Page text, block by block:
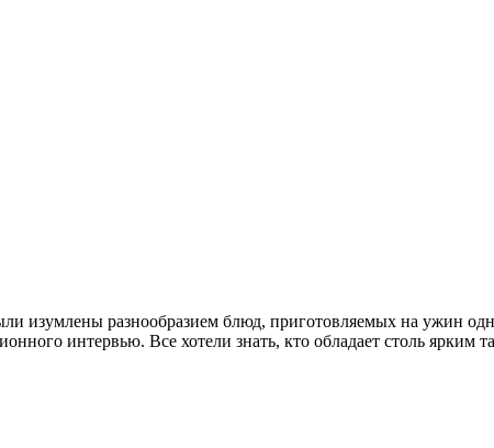
изумлены разнообразием блюд, приготовляемых на ужин
интервью. Все хотели знать, кто обладает столь ярким